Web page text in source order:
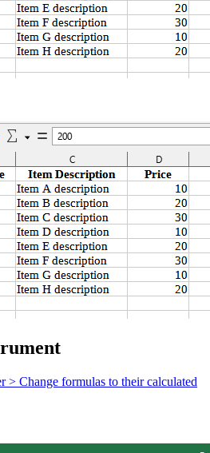
Change formulas to their calculated